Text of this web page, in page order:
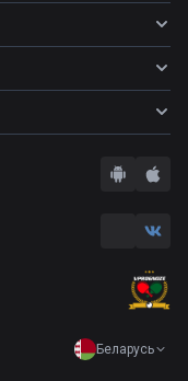
Беларусь